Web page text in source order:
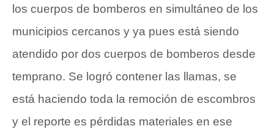
los cuerpos de bomberos en simultáneo de los
municipios cercanos y ya pues está siendo
atendido por dos cuerpos de bomberos desde
temprano. Se logró contener las llamas, se
está haciendo toda la remoción de escombros
y el reporte es pérdidas materiales en ese